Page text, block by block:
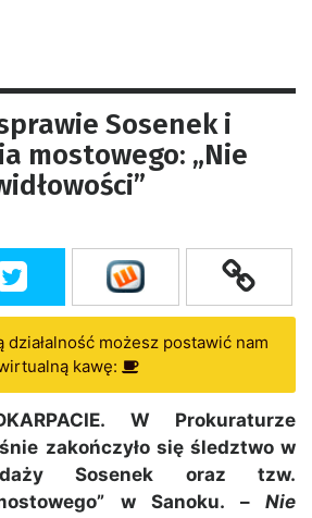
Sosenek i
mostowego: „Nie
działalność możesz postawić nam
kawę:
W Prokuraturze
zakończyło się śledztwo w
Sosenek oraz tzw.
w Sanoku. – Nie